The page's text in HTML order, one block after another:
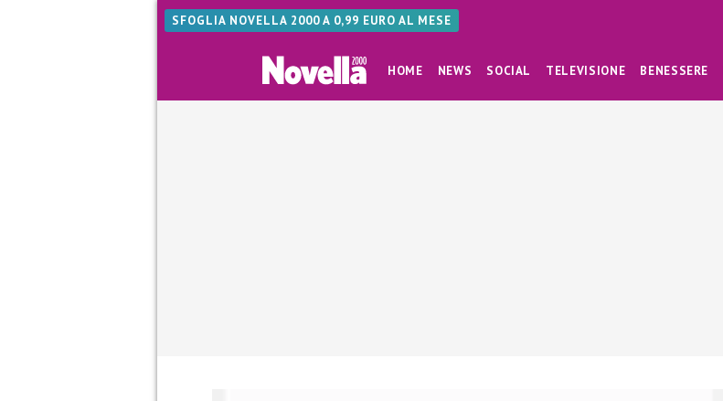
SFOGLIA NOVELLA 2000 A 0,99 EURO AL MESE
HOME NEWS SOCIAL TELEVISIONE BENESSERE